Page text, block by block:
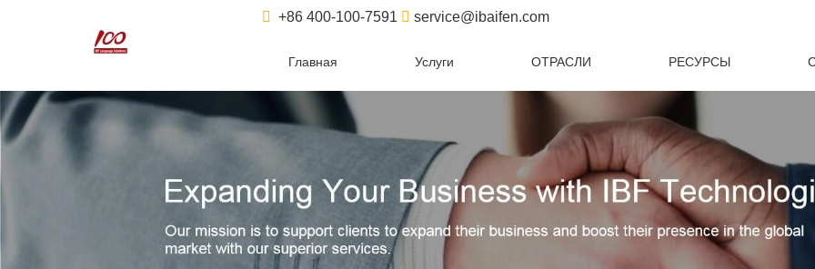
+86 400-100-7591 service@ibaifen.com
Главная Услуги ОТРАСЛИ РЕСУРСЫ